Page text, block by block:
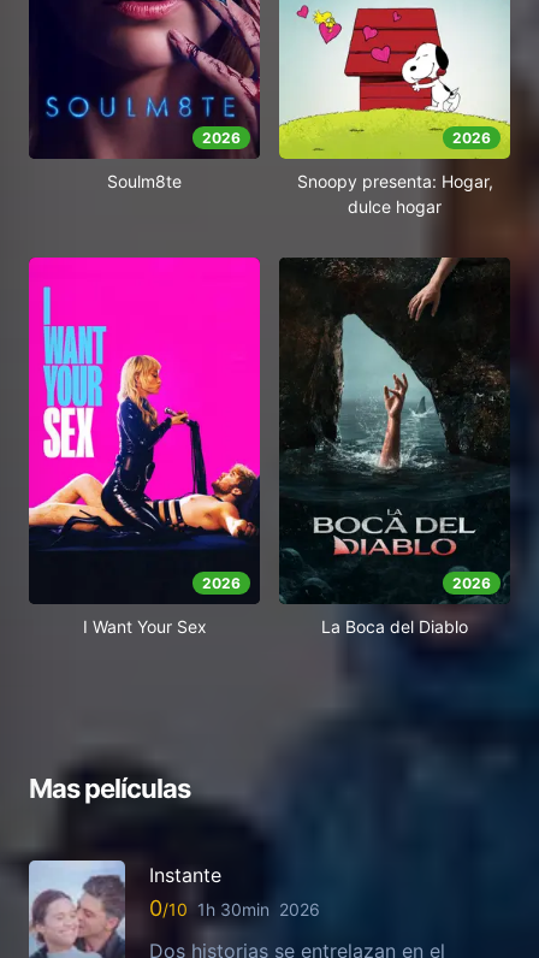
2026
Soulm8te
2026
Snoopy presenta: Hogar,
dulce hogar
2026
I Want Your Sex
2026
La Boca del Diablo
Mas películas
Instante
0 1h 30min 2026
Dos historias se entrelazan en el